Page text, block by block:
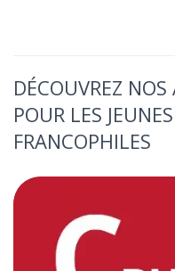
DÉCOUVREZ
POUR LES
FRANCOPHILES